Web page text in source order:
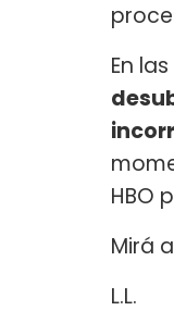
En
HBO
Mirá
L.L.